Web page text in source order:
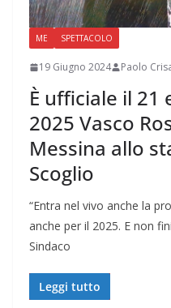
ME SPETTACOLO
19 Giugno 2024 Paolo
È ufficiale il 21
2025 Vasco
Messina allo
Scoglio
“Entra nel vivo anche la
anche per il 2025. E non
Sindaco
Leggi tutto